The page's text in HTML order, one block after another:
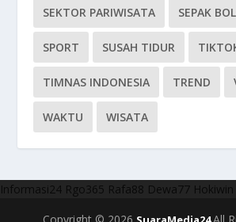
SEKTOR PARIWISATA SEPAK
SPORT SUSAH TIDUR
TIMNAS INDONESIA TREND
WAKTU WISATA
Informasi24 Rgo365 Rafa88 Dewa77 Hokiwin